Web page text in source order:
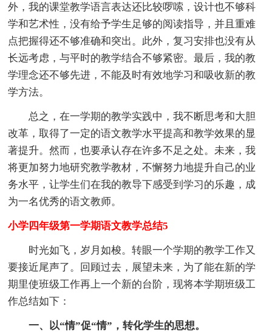
外，我的课堂教学语言表达还比较啰嗦，设计也不够科
学和艺术性，没有给予学生足够的阅读指导，并且重难
点把握得还不够准确和突出。此外，复习安排也没有从
长远考虑，与平时的教学结合不够紧密。最后，我的教
学理念还不够先进，不能及时有效地学习和吸收新的教
学方法。
总之，在一学期的教学实践中，我不断思考和大胆
改革，取得了一定的语文教学水平提高和教学效果的显
著提升。然而，也要承认存在许多不足之处。未来，我
将更加努力地研究教学教材，不懈努力地提升自己的业
务水平，让学生们在我的教导下感受到学习的乐趣，成
为一名优秀的语文教师。
小学四年级第一学期语文教学总结5
时光如飞，岁月如梭。转眼一个学期的教学工作又
要接近尾声了。回顾过去，展望未来，为了能在新的学
期里使班级工作再上一个新的台阶，现将本学期班级工
作总结如下：
一、以“情”促“情”，转化学生的思想。